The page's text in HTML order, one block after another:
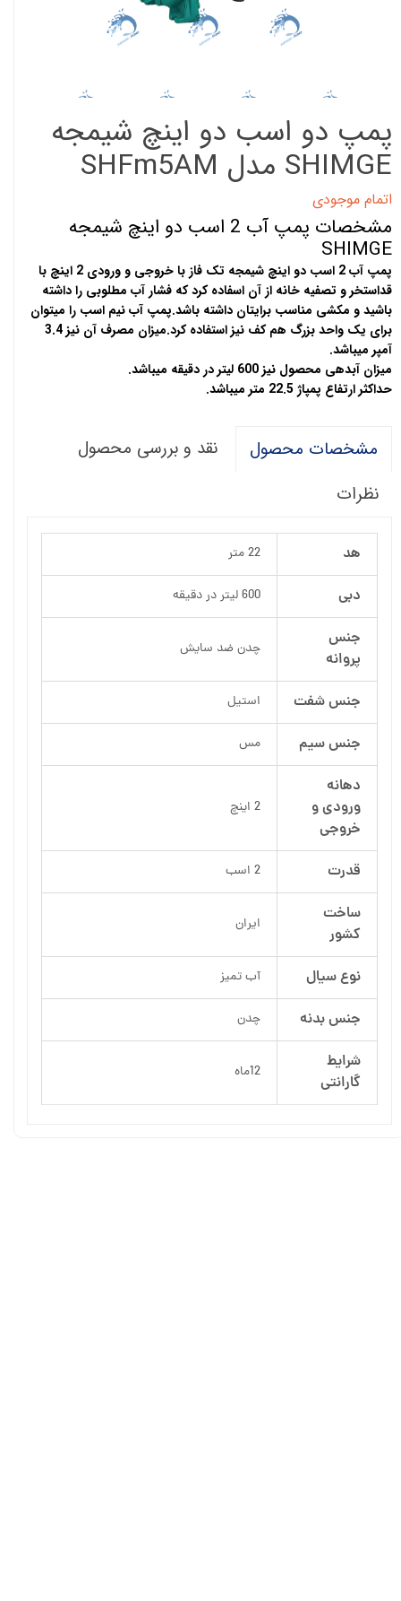
پمپ دو اسب دو اینچ شیمجه
SHIMGE مدل SHFm5AM
اتمام موجودی
مشخصات پمپ آب 2 اسب دو اینچ شیمجه
SHIMGE
پمپ آب 2 اسب دو اینچ شیمجه تک فاز با خروجی و ورودی 2 اینچ با
قداستخر و تصفیه خانه از آن اسفاده کرد که فشار آب مطلوبی را داشته
باشید و مکشی مناسب برایتان داشته باشد.پمپ آب نیم اسب را میتوان
برای یک واحد بزرگ هم کف نیز استفاده کرد.میزان مصرف آن نیز 3.4
آمپر میباشد.
میزان آبدهی محصول نیز 600 لیتر در دقیقه میباشد.
حداکثر ارتفاع پمپاژ 22.5 متر میباشد.
مشخصات محصول
نقد و بررسی محصول
نظرات
هد 22 متر
دبی 600 لیتر در دقیقه
جنس
پروانه
چدن ضد سایش
جنس شفت استیل
جنس سیم مس
دهانه
ورودی و
خروجی
2 اینچ
قدرت 2 اسب
ساخت
کشور
ایران
نوع سیال آب تمیز
جنس بدنه چدن
شرایط
گارانتی
12ماه